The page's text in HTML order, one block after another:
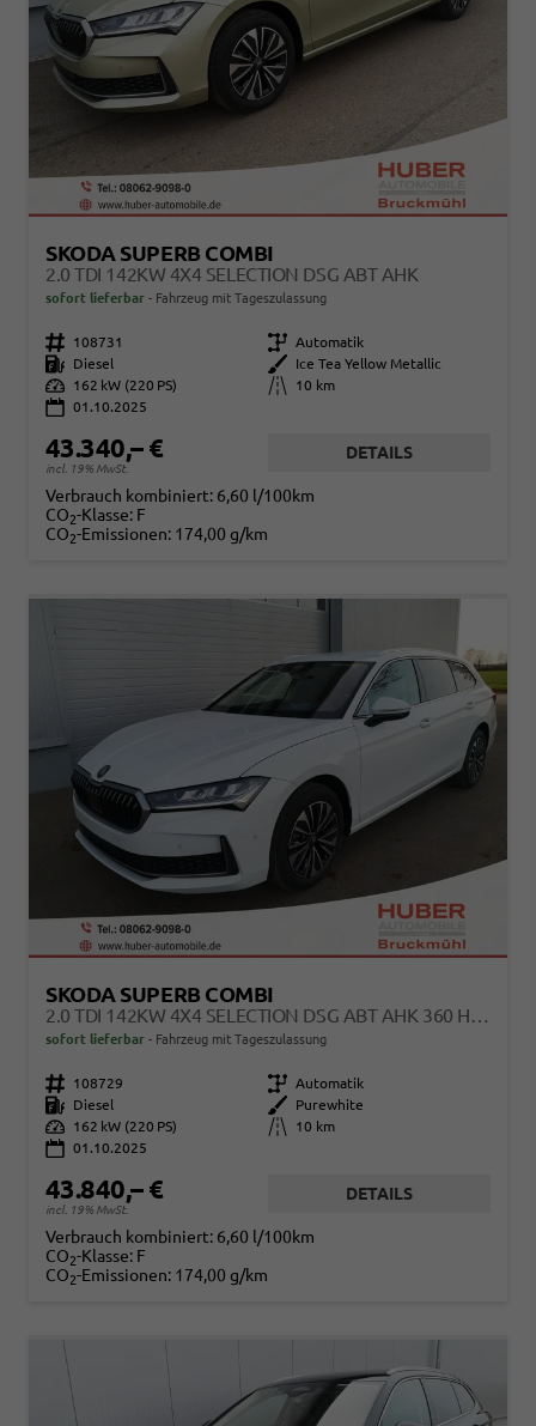
SKODA SUPERB COMBI
2.0 TDI 142KW 4X4 SELECTION DSG ABT AHK
sofort lieferbar Fahrzeug mit Tageszulassung
Fahrzeugnr. 108731 Getriebe Automatik
Kraftstoff
Diesel Außenfarbe
Ice Tea Yellow Metallic
Leistung
162 kW (220 PS) Kilometerstand
10 km
01.10.2025
43.340,– €
incl. 19% MwSt.
DETAILS
Verbrauch kombiniert: 6,60 l/100km
CO2-Klasse: F
CO2-Emissionen: 174,00 g/km
SKODA SUPERB COMBI
2.0 TDI 142KW 4X4 SELECTION DSG ABT AHK 360 HEAD UP
sofort lieferbar Fahrzeug mit Tageszulassung
Fahrzeugnr. 108729 Getriebe Automatik
Kraftstoff
Diesel Außenfarbe
Purewhite
Leistung
162 kW (220 PS) Kilometerstand
10 km
01.10.2025
43.840,– €
incl. 19% MwSt.
DETAILS
Verbrauch kombiniert: 6,60 l/100km
CO2-Klasse: F
CO2-Emissionen: 174,00 g/km